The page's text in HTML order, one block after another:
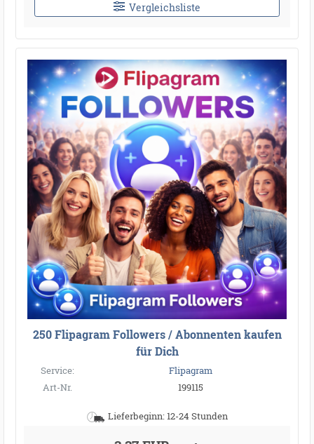
Vergleichsliste
250 Flipagram Followers / Abonnenten kaufen
für Dich
Service:
Flipagram
Art-Nr.
199115
Lieferbeginn: 12-24 Stunden
●
●
● ●
●
●
●
●
●
●
●
●
●
●
●
● ●
●
● ●
●
●
●
●
●
●
●
●
●
●
●
●
●
●
● ●
●
●
● ●